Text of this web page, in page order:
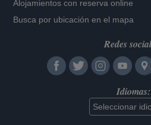
Alojamientos con reserva online
Busca por ubicación en el mapa
Redes
Idiomas: